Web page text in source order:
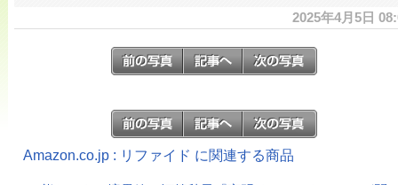
2025年4月5日
Amazon.co.jp : リファイド に関連する商品